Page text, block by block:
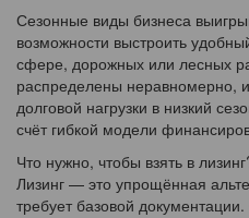
Сезонные виды бизнеса
возможности выстроить
сфере, дорожных или лесных
распределены неравномерно,
долговой нагрузки в низкий
счёт гибкой модели
Что нужно, чтобы взять в
Лизинг — это упрощённая
требует базовой